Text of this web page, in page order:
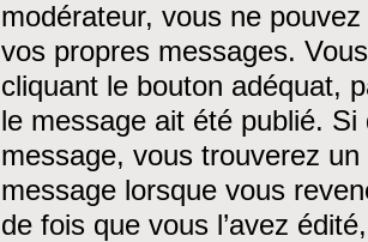
modérateur, vous ne
vos propres messages.
cliquant le bouton adéquat,
le message ait été publié. Si
message, vous trouverez
message lorsque vous
de fois que vous l’avez